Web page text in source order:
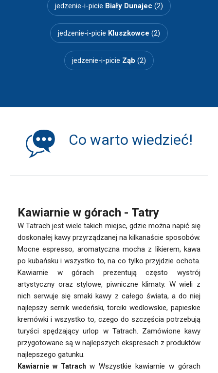
jedzenie-i-picie Biały Dunajec (2)
jedzenie-i-picie Kluszkowce (2)
jedzenie-i-picie Ząb (2)
Co warto wiedzieć!
Kawiarnie w górach - Tatry
W Tatrach jest wiele takich miejsc, gdzie można napić się
doskonałej kawy przyrządzanej na kilkanaście sposobów.
Mocne espresso, aromatyczna mocha z likierem, kawa
po kubańsku i wszystko to, na co tylko przyjdzie ochota.
Kawiarnie w górach prezentują często wystrój
artystyczny oraz stylowe, piwniczne klimaty. W wieli z
nich serwuje się smaki kawy z całego świata, a do niej
najlepszy sernik wiedeński, torciki wedlowskie, papieskie
kremówki i wszystko to, czego do szczęścia potrzebują
turyści spędzający urlop w Tatrach. Zamówione kawy
przygotowane są w najlepszych ekspresach z produktów
najlepszego gatunku.
Kawiarnie w Tatrach w Wszystkie kawiarnie w górach